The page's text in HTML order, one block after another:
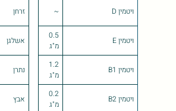
ויטמין D ~ זרחן
ויטמין E
0.5
מ"ג
אשלגן
ויטמין B1
1.2
מ"ג
נתרן
ויטמין B2
0.2
מ"ג
אבץ